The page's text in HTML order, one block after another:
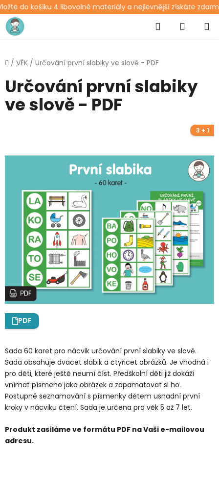
do košíku 4 libovolné materiály a nejlevnější získáte
Přejít
na
obsah
Hledat
KOŠÍK
Domů
/ VĚK / Určování první slabiky ve slově - PDF
Sada 60 karet pro nácvik určování první slabiky ve slově.
Sada obsahuje dvacet slabik a čtyřicet obrázků. Je vhodná i
pro děti, které ještě neumí číst. Předškolní děti již dokáží
vnímat písmeno jako obrázek a zapamatovat si ho.
Postupné seznamování s písmenky dětem usnadní první
kroky v nácviku čtení. Sada je určena pro věk 5 až 7 let.
Produkt zasíláme ve formátu PDF na Vaši e-mailovou
adresu.
Určování první slabiky
ve slově - PDF
3 + 1
PDF